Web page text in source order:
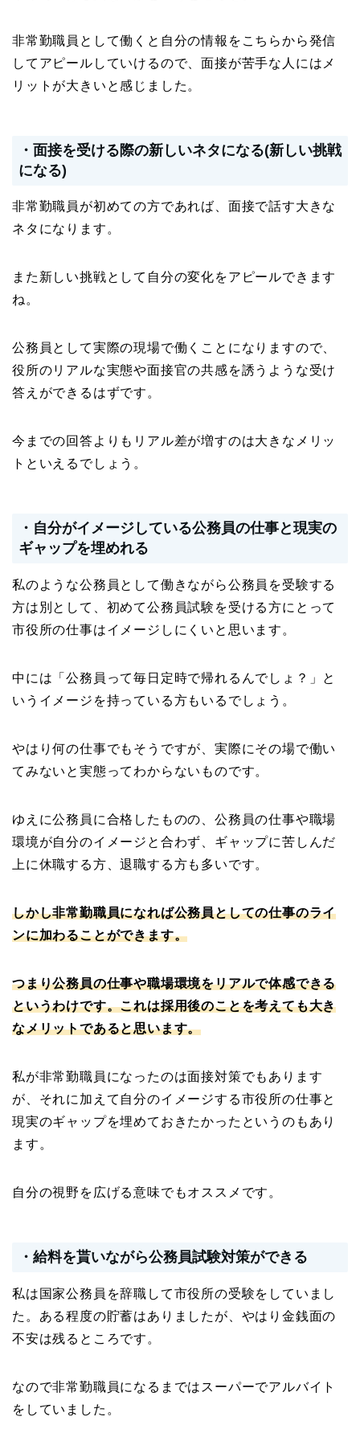
非常勤職員として働くと自分の情報をこちらから発信
してアピールしていけるので、面接が苦手な人にはメ
リットが大きいと感じました。
・面接を受ける際の新しいネタになる(新しい挑戦
になる)
非常勤職員が初めての方であれば、面接で話す大きな
ネタになります。
また新しい挑戦として自分の変化をアピールできます
ね。
公務員として実際の現場で働くことになりますので、
役所のリアルな実態や面接官の共感を誘うような受け
答えができるはずです。
今までの回答よりもリアル差が増すのは大きなメリッ
トといえるでしょう。
・自分がイメージしている公務員の仕事と現実の
ギャップを埋めれる
私のような公務員として働きながら公務員を受験する
方は別として、初めて公務員試験を受ける方にとって
市役所の仕事はイメージしにくいと思います。
中には「公務員って毎日定時で帰れるんでしょ？」と
いうイメージを持っている方もいるでしょう。
やはり何の仕事でもそうですが、実際にその場で働い
てみないと実態ってわからないものです。
ゆえに公務員に合格したものの、公務員の仕事や職場
環境が自分のイメージと合わず、ギャップに苦しんだ
上に休職する方、退職する方も多いです。
しかし非常勤職員になれば公務員としての仕事のライ
ンに加わることができます。
つまり公務員の仕事や職場環境をリアルで体感できる
というわけです。これは採用後のことを考えても大き
なメリットであると思います。
私が非常勤職員になったのは面接対策でもあります
が、それに加えて自分のイメージする市役所の仕事と
現実のギャップを埋めておきたかったというのもあり
ます。
自分の視野を広げる意味でもオススメです。
・給料を貰いながら公務員試験対策ができる
私は国家公務員を辞職して市役所の受験をしていまし
た。ある程度の貯蓄はありましたが、やはり金銭面の
不安は残るところです。
なので非常勤職員になるまではスーパーでアルバイト
をしていました。